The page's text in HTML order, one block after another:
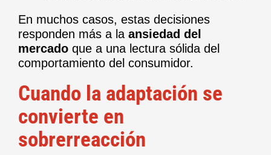
En muchos casos, estas decisiones
responden más a la ansiedad del
mercadoque a una lectura sólida del
comportamiento del consumidor.
Cuando la adaptación se
convierte en
sobrerreacción